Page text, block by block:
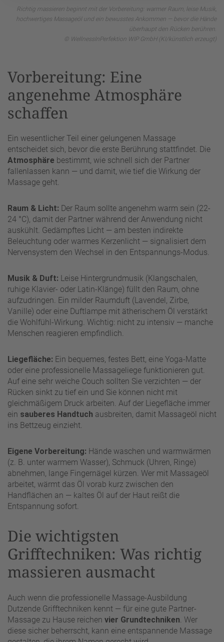
Richtig massieren beginnt mit der Vorbereitung: warmer Raum, leise Musik,
hochwertiges Massageöl und ein bewusstes Ankommen — bevor die Hände
überhaupt den Rücken berühren.
© WellnessInPerfektion WIP GmbH (KI/künstlich erzeugt)
Vorbereitung: Eine
angenehme Atmosphäre
schaffen
Ein wesentlicher Teil einer gelungenen Massage
entscheidet sich, bevor die erste Berührung stattfindet. Die
Atmosphäre bestimmt, wie schnell sich der Partner
fallenlassen kann — und damit, wie tief die Wirkung der
Massage geht.
Raum & Licht: Der Raum sollte angenehm warm sein (22-
24 °C), damit der Partner während der Anwendung nicht
auskühlt. Gedämpftes Licht — am besten indirekte
Beleuchtung oder warmes Kerzenlicht — signalisiert dem
Nervensystem den Wechsel in den Entspannungs-Modus.
Musik & Duft: Leise Hintergrundmusik (Klangschalen,
ruhige Klavier- oder Latin-Klänge) füllt den Raum, ohne
aufzudringen. Ein milder Raumduft (Lavendel, Zirbe,
Vanille) oder eine Duftlampe mit ätherischem Öl verstärkt
die Wohlfühl-Wirkung. Wichtig: nicht zu intensiv — manche
Menschen reagieren empfindlich.
Liegefläche: Ein bequemes, festes Bett, eine Yoga-Matte
oder eine professionelle Massageliege funktionieren gut.
Auf eine sehr weiche Couch sollten Sie verzichten — der
Rücken sinkt zu tief ein und Sie können nicht mit
gleichmäßigem Druck arbeiten. Auf der Liegefläche immer
ein sauberes Handtuch ausbreiten, damit Massageöl nicht
ins Bettzeug einzieht.
Eigene Vorbereitung: Hände waschen und warmwärmen
(z. B. unter warmem Wasser), Schmuck (Uhren, Ringe)
abnehmen, lange Fingernägel kürzen. Wer mit Massageöl
arbeitet, wärmt das Öl vorab kurz zwischen den
Handflächen an — kaltes Öl auf der Haut reißt die
Entspannung sofort.
Die wichtigsten
Grifftechniken: Was richtig
massieren ausmacht
Auch wenn die professionelle Massage-Ausbildung
Dutzende Grifftechniken kennt — für eine gute Partner-
Massage zu Hause reichen vier Grundtechniken . Wer
diese sicher beherrscht, kann eine entspannende Massage